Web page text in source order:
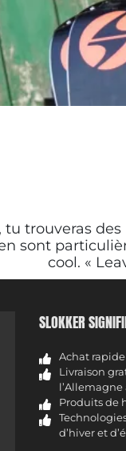
tu trouveras
sont
cool. «
SLOKKER
Achat
Livraison
Produits de
d’hiver et